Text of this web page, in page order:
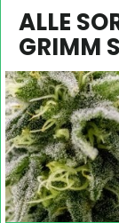
ALLE
GRIMM